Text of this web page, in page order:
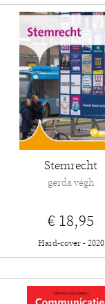
Stemrecht
gerda végh
€ 18,95
Hard-cover - 2020